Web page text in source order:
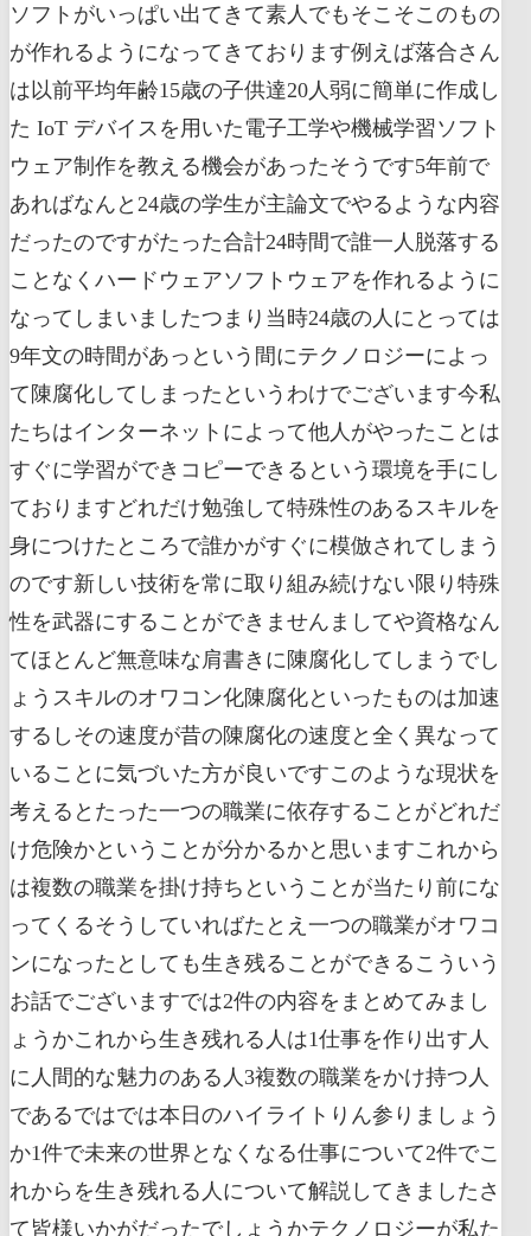
ソフトがいっぱい出てきて素人でもそこそこのもの
が作れるようになってきております例えば落合さん
は以前平均年齢15歳の子供達20人弱に簡単に作成し
た IoT デバイスを用いた電子工学や機械学習ソフト
ウェア制作を教える機会があったそうです5年前で
あればなんと24歳の学生が主論文でやるような内容
だったのですがたった合計24時間で誰一人脱落する
ことなくハードウェアソフトウェアを作れるように
なってしまいましたつまり当時24歳の人にとっては
9年文の時間があっという間にテクノロジーによっ
て陳腐化してしまったというわけでございます今私
たちはインターネットによって他人がやったことは
すぐに学習ができコピーできるという環境を手にし
ておりますどれだけ勉強して特殊性のあるスキルを
身につけたところで誰かがすぐに模倣されてしまう
のです新しい技術を常に取り組み続けない限り特殊
性を武器にすることができませんましてや資格なん
てほとんど無意味な肩書きに陳腐化してしまうでし
ょうスキルのオワコン化陳腐化といったものは加速
するしその速度が昔の陳腐化の速度と全く異なって
いることに気づいた方が良いですこのような現状を
考えるとたった一つの職業に依存することがどれだ
け危険かということが分かるかと思いますこれから
は複数の職業を掛け持ちということが当たり前にな
ってくるそうしていればたとえ一つの職業がオワコ
ンになったとしても生き残ることができるこういう
お話でございますでは2件の内容をまとめてみまし
ょうかこれから生き残れる人は1仕事を作り出す人
に人間的な魅力のある人3複数の職業をかけ持つ人
であるではでは本日のハイライトりん参りましょう
か1件で未来の世界となくなる仕事について2件でこ
れからを生き残れる人について解説してきましたさ
て皆様いかがだったでしょうかテクノロジーが私た